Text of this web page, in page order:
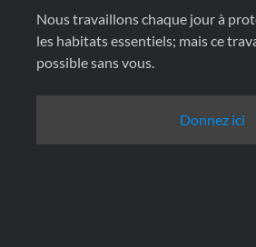
Nous travaillons chaque jour à
les habitats essentiels; mais ce
possible sans vous.
Donnez ici